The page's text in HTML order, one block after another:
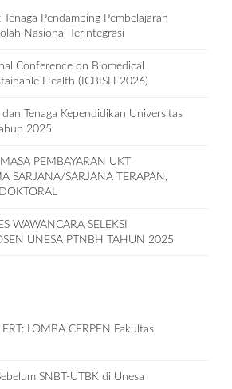
Pendamping Pembelajaran
Nasional Terintegrasi
Conference on Biomedical
Health (ICBISH 2026)
Tenaga Kependidikan Universitas
2025
PEMBAYARAN UKT
SARJANA/SARJANA TERAPAN,
WAWANCARA SELEKSI
UNESA PTNBH TAHUN 2025
LOMBA CERPEN Fakultas
SNBT-UTBK di Unesa